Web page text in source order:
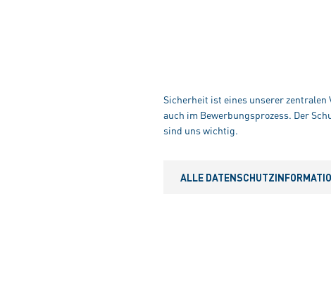
Sicherheit ist eines unserer zentralen
auch im Bewerbungsprozess. Der
sind uns wichtig.
ALLE